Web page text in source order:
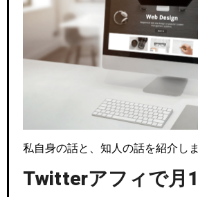
私自身の話と、知人の話を紹介しま
Twitterアフィで月